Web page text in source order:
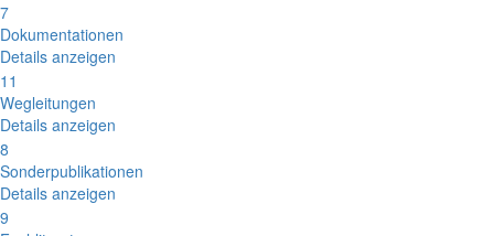
7
Dokumentationen
Details anzeigen
11
Wegleitungen
Details anzeigen
8
Sonderpublikationen
Details anzeigen
9